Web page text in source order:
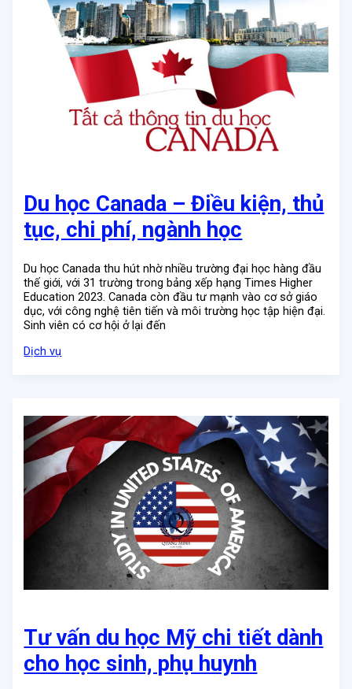
Du học Canada – Điều kiện, thủ
tục, chi phí, ngành học
Du học Canada thu hút nhờ nhiều trường đại học hàng đầu
thế giới, với 31 trường trong bảng xếp hạng Times Higher
Education 2023. Canada còn đầu tư mạnh vào cơ sở giáo
dục, với công nghệ tiên tiến và môi trường học tập hiện đại.
Sinh viên có cơ hội ở lại đến
Dịch vụ
Tư vấn du học Mỹ chi tiết dành
cho học sinh, phụ huynh